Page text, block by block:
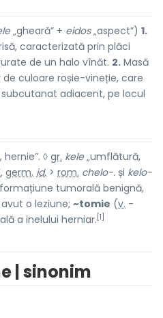
„gheară” + eidos„aspect”) 1.
caracterizată prin plăci
de un halo vînăt. 2. Masă
culoare roșie-vineție, care
adiacent, pe locul
◊gr. kele„umflătură,
, germ. id. > rom. chelo-. și kelo-
tumorală benignă,
o leziune; ~tomie (v. -
a inelului herniar. [1]
| sinonim